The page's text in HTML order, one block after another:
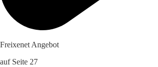
Freixenet Angebot
auf Seite 27